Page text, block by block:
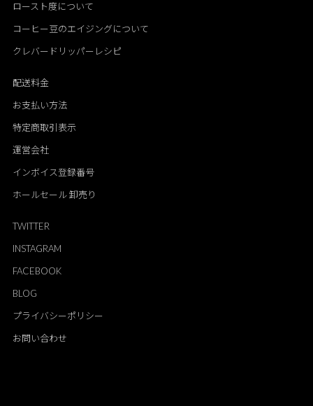
ロースト度について
コーヒー豆のエイジングについて
クレバードリッパーレシピ
配送料金
お支払い方法
特定商取引表示
運営会社
インボイス登録番号
ホールセール 卸売り
TWITTER
INSTAGRAM
FACEBOOK
BLOG
プライバシーポリシー
お問い合わせ